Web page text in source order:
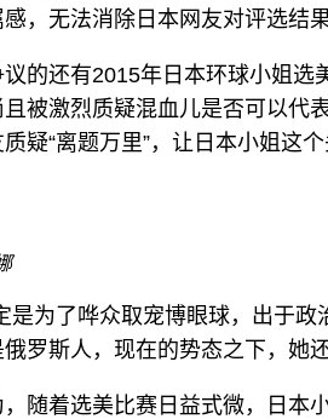
，无法消除日本网友对评选结果
议的还有2015年日本环球小姐选
被激烈质疑混血儿是否可以代
疑“离题万里”，让日本小姐这
是为了哗众取宠博眼球，出于
罗斯人，现在的势态之下，她
随着选美比赛日益式微，日本